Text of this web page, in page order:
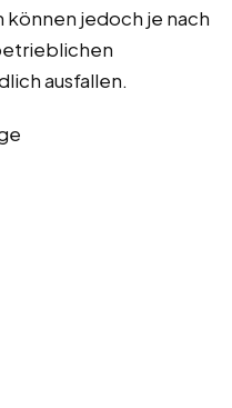
können jedoch je nach
ausfallen.